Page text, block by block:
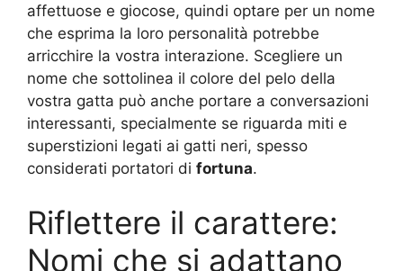
affettuose e giocose, quindi optare per un nome
che esprima la loro personalità potrebbe
arricchire la vostra interazione. Scegliere un
nome che sottolinea il colore del pelo della
vostra gatta può anche portare a conversazioni
interessanti, specialmente se riguarda miti e
superstizioni legati ai gatti neri, spesso
considerati portatori di fortuna.
Riflettere il carattere:
Nomi che si adattano